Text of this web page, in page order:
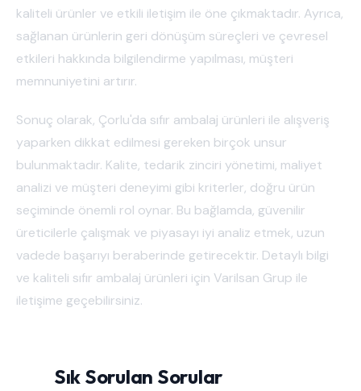
kaliteli ürünler ve etkili iletişim ile öne çıkmaktadır. Ayrıca,
sağlanan ürünlerin geri dönüşüm süreçleri ve çevresel
etkileri hakkında bilgilendirme yapılması, müşteri
memnuniyetini artırır.
Sonuç olarak, Çorlu'da sıfır ambalaj ürünleri ile alışveriş
yaparken dikkat edilmesi gereken birçok unsur
bulunmaktadır. Kalite, tedarik zinciri yönetimi, maliyet
analizi ve müşteri deneyimi gibi kriterler, doğru ürün
seçiminde önemli rol oynar. Bu bağlamda, güvenilir
üreticilerle çalışmak ve piyasayı iyi analiz etmek, uzun
vadede başarıyı beraberinde getirecektir. Detaylı bilgi
ve kaliteli sıfır ambalaj ürünleri için Varilsan Grup ile
iletişime geçebilirsiniz.
Sık Sorulan Sorular